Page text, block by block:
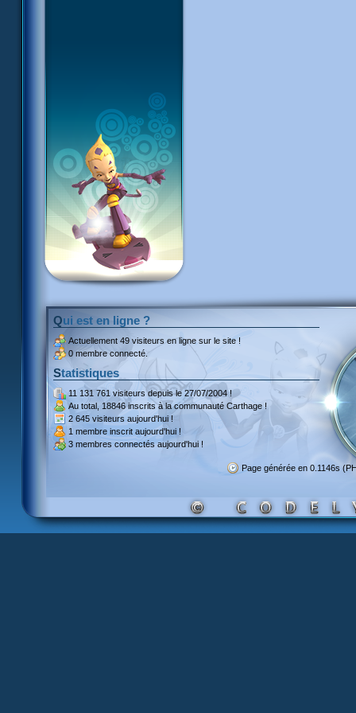
Qui est en ligne ?
Actuellement 49 visiteurs en ligne sur le site !
0 membre connecté.
Statistiques
11 131 761 visiteursdepuis le 27/07/2004 !
Au total, 18846 inscritsà la communauté Carthage !
2 645 visiteurs aujourd'hui !
1 membre inscrit aujourd'hui !
3 membres connectés aujourd'hui !
Page générée en 0.1146s